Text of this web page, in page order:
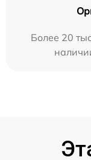
Более 20